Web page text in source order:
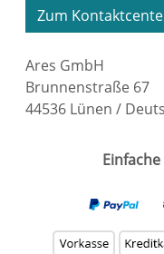
Zum
Ares GmbH
Brunnenstraße 67
44536 Lünen /